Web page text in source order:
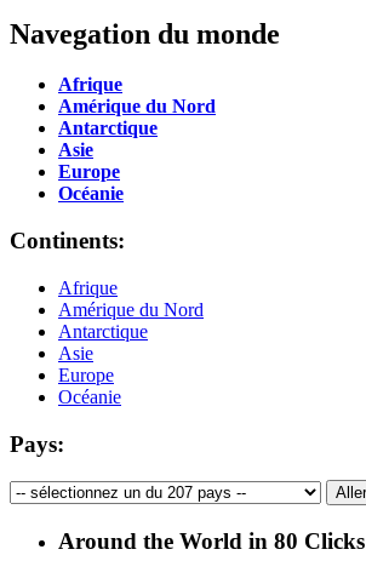
Navegation du monde
Afrique
Amérique du Nord
Antarctique
Asie
Europe
Océanie
Continents:
Afrique
Amérique du Nord
Antarctique
Asie
Europe
Océanie
Pays:
Around the World in 80 Clicks